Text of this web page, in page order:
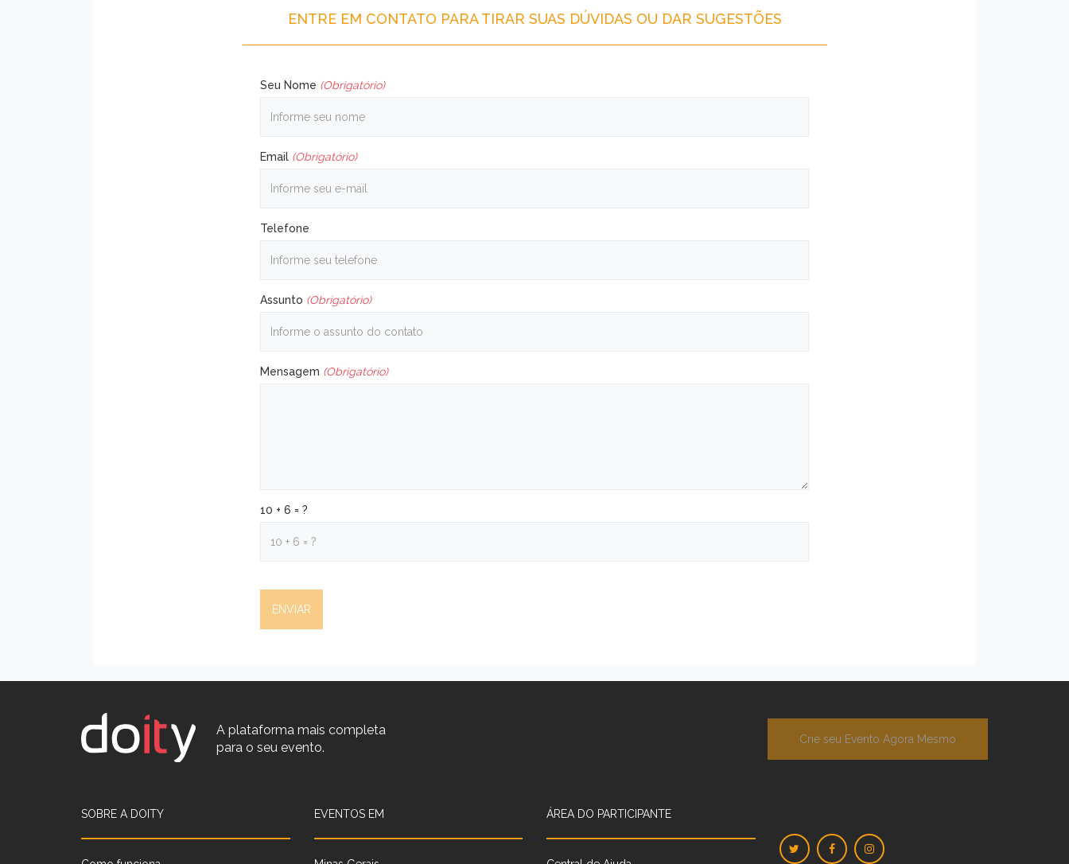
ENTRE EM CONTATO PARA TIRAR SUAS DÚVIDAS OU DAR SUGESTÕES
Seu Nome (Obrigatório)
Email (Obrigatório)
Telefone
Assunto (Obrigatório)
Mensagem (Obrigatório)
10 + 6 = ?
A plataforma mais completa
para o seu evento.
Crie seu Evento Agora Mesmo
SOBRE A DOITY EVENTOS EM ÁREA DO PARTICIPANTE